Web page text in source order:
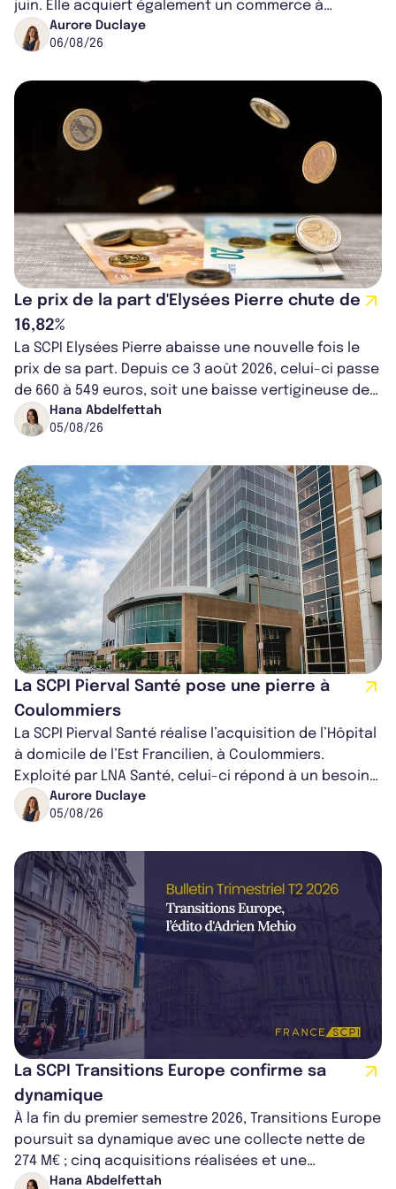
juin. Elle acquiert également un commerce à
Worcester, place une plateforme logisti...
Aurore Duclaye
06/08/26
Le prix de la part d'Elysées Pierre chute de
16,82%
La SCPI Elysées Pierre abaisse une nouvelle fois le
prix de sa part. Depuis ce 3 août 2026, celui-ci passe
de 660 à 549 euros, soit une baisse vertigineuse de
16,82%. Cette nouvell...
Hana Abdelfettah
05/08/26
La SCPI Pierval Santé pose une pierre à
Coulommiers
La SCPI Pierval Santé réalise l’acquisition de l’Hôpital
à domicile de l’Est Francilien, à Coulommiers.
Exploité par LNA Santé, celui-ci répond à un besoin
médical croissant, qui s...
Aurore Duclaye
05/08/26
La SCPI Transitions Europe confirme sa
dynamique
À la fin du premier semestre 2026, Transitions Europe
poursuit sa dynamique avec une collecte nette de
274 M€ ; cinq acquisitions réalisées et une
capitalisation portée à 1,38 Md€....
Hana Abdelfettah